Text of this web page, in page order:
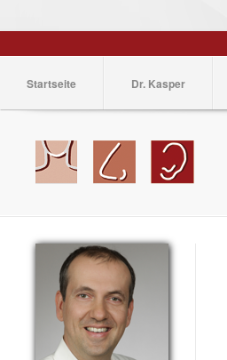
Startseite Dr. Kasper